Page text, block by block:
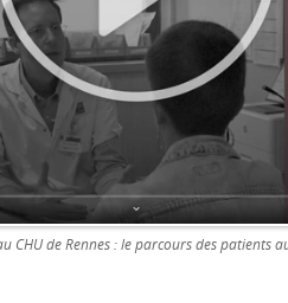
CHU de Rennes : le parcours des patients